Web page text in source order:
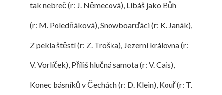
tak nebreč (r: J. Němecová), Líbáš jako Bůh
(r: M. Poledňáková), Snowboarďáci (r: K. Janák),
Z pekla štěstí (r: Z. Troška), Jezerní královna (r:
V. Vorlíček), Příliš hlučná samota (r: V. Cais),
Konec básníků v Čechách (r: D. Klein), Kouř (r: T.